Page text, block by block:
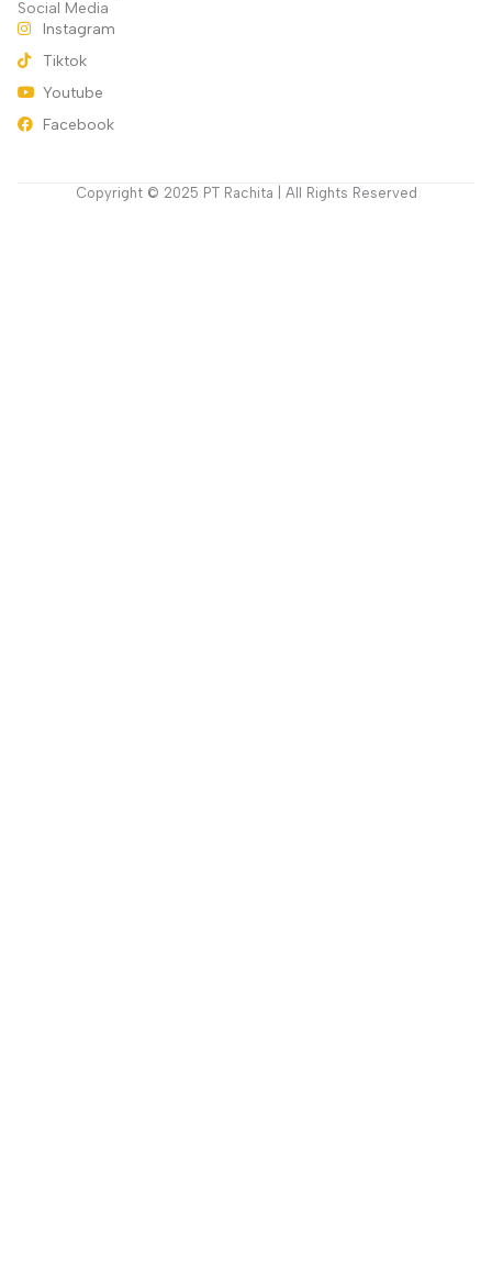
Social Media
Instagram
Tiktok
Youtube
Facebook
Copyright © 2025 PT Rachita | All Rights Reserved